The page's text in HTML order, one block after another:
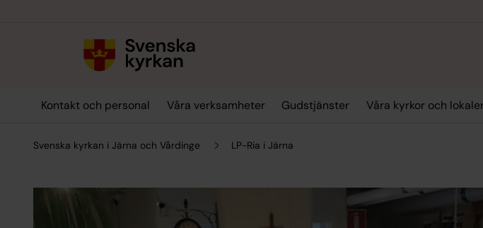
Kontakt och personal Våra verksamheter Gudstjänster Våra kyrkor och
Svenska kyrkan i Järna och Vårdinge LP-Ria i Järna